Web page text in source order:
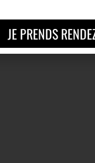
JE PRENDS